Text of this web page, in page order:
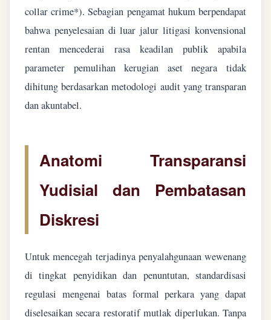
collar crime*). Sebagian pengamat hukum berpendapat
bahwa penyelesaian di luar jalur litigasi konvensional
rentan mencederai rasa keadilan publik apabila
parameter pemulihan kerugian aset negara tidak
dihitung berdasarkan metodologi audit yang transparan
dan akuntabel.
Anatomi Transparansi
Yudisial dan Pembatasan
Diskresi
Untuk mencegah terjadinya penyalahgunaan wewenang
di tingkat penyidikan dan penuntutan, standardisasi
regulasi mengenai batas formal perkara yang dapat
diselesaikan secara restoratif mutlak diperlukan. Tanpa